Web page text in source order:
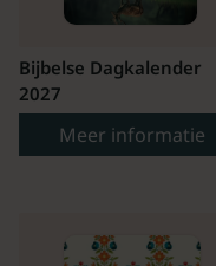
Bijbelse Dagkalender
2027
Meer informatie